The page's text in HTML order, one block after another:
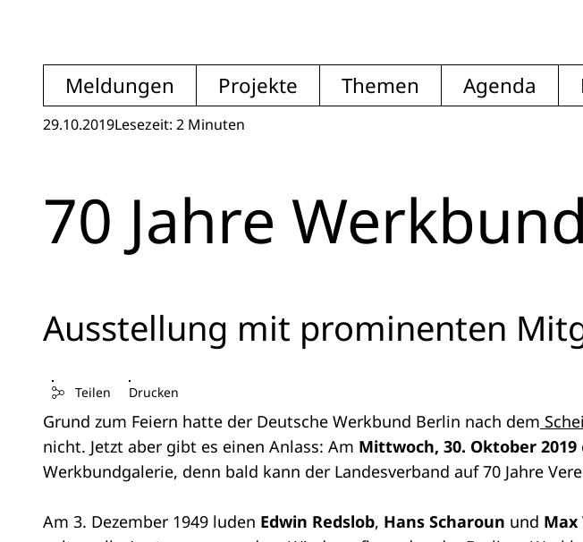
Meldungen Projekte Themen Agenda
29.10.2019Lesezeit: 2 Minuten
70 Jahre
Ausstellung mit prominenten
Teilen Drucken
Grund zum Feiern hatte der Deutsche Werkbund Berlin nach dem
nicht. Jetzt aber gibt es einen Anlass: Am Mittwoch, 30. Oktober 2019
Werkbundgalerie, denn bald kann der Landesverband auf 70 Jahre
Am 3. Dezember 1949 luden Edwin Redslob, Hans Scharoun und Max